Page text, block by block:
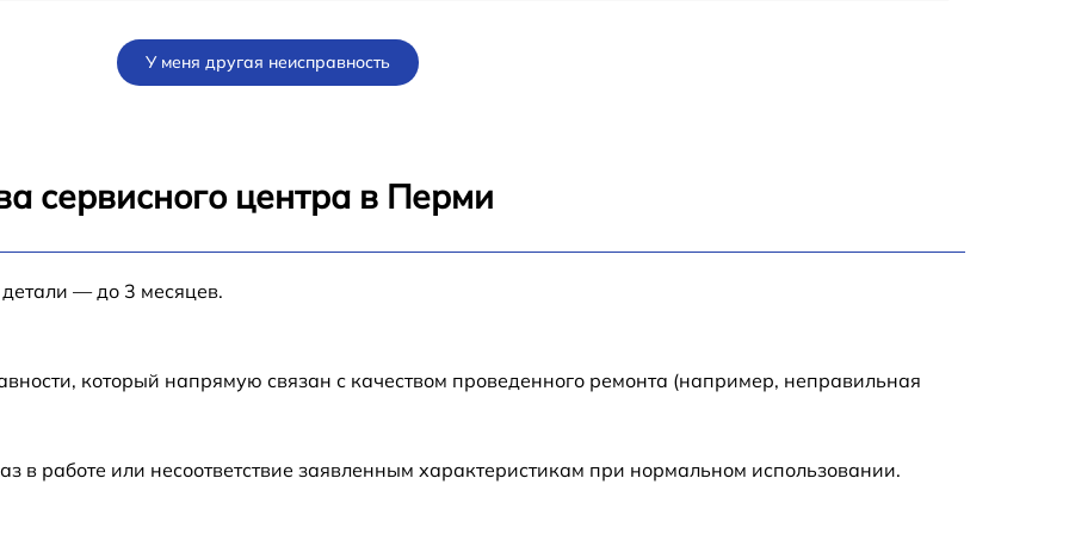
У меня другая неисправность
сервисного центра в Перми
— до 3 месяцев.
который напрямую связан с качеством проведенного ремонта (например, неправильная
в работе или несоответствие заявленным характеристикам при нормальном использовании.